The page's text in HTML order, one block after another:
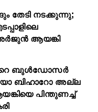
തേടി നടക്കുന്നു;
അർജുൻ ആയങ്കി
ബുള്‍ഡോസര്‍
ബിഹാറോ അല്ല
പിന്തുണച്ച്